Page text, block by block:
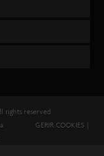
rights reserved
GERIR COOKIES